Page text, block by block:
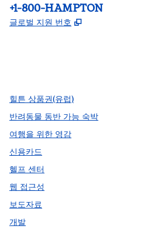
전화:
+1-800-HAMPTON
글로벌 지원 번호 ,
힐튼 상품권(유럽)
반려동물 동반 가능 숙박
여행을 위한 영감
신용카드
헬프 센터
웹 접근성
보도자료
개발